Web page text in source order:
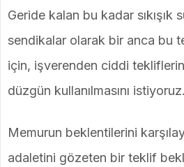
Geride kalan bu kadar sıkışık
sendikalar olarak bir anca bu
için, işverenden ciddi
düzgün kullanılmasını istiyoruz.
Memurun beklentilerini
adaletini gözeten bir teklif